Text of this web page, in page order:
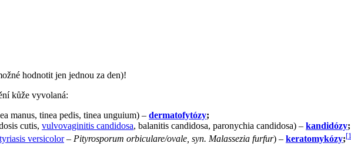
hodnotit jen jednou za den)!
kůže vyvolaná:
manus, tinea pedis, tinea unguium) – dermatofytózy;
cutis, vulvovaginitis candidosa, balanitis candidosa, paronychia candidosa) – kandidózy;
versicolor– Pityrosporum orbiculare/ovale, syn. Malassezia furfur) – keratomykózy;[1